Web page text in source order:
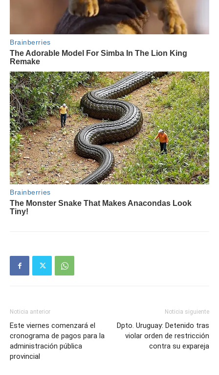
Noticia anterior
Este viernes comenzará el
cronograma de pagos para la
administración pública
provincial
Noticia siguiente
Dpto. Uruguay: Detenido tras
violar orden de restricción
contra su expareja